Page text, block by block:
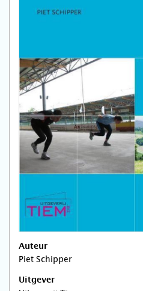
Auteur
Piet Schipper
Uitgever